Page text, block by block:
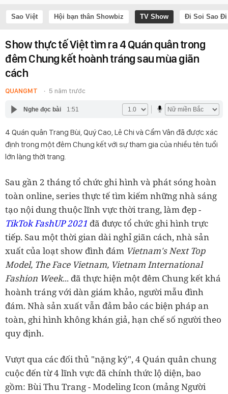
Sao Việt Hội bạn thân Showbiz TV Show Đi Soi Sao Đi
Show thực tế Việt tìm ra 4 Quán quân trong
đêm Chung kết hoành tráng sau mùa giãn
cách
QUANGMT 5 năm trước
Nghe đọc bài 1:51
4 Quán quân Trang Bùi, Quý Cao, Lê Chi và Cẩm Vân đã được xác
định trong một đêm Chung kết với sự tham gia của nhiều tên tuổi
lớn làng thời trang.
Sau gần 2 tháng tổ chức ghi hình và phát sóng hoàn
toàn online, series thực tế tìm kiếm những nhà sáng
tạo nội dung thuộc lĩnh vực thời trang, làm đẹp -
TikTok FashUP 2021 đã được tổ chức ghi hình trực
tiếp. Sau một thời gian dài nghỉ giãn cách, nhà sản
xuất của loạt show đình đám Vietnam's Next Top
Model, The Face Vietnam, Vietnam International
Fashion Week... đã thực hiện một đêm Chung kết khá
hoành tráng với dàn giám khảo, người mẫu đình
đám. Nhà sản xuất vẫn đảm bảo các biện pháp an
toàn, ghi hình không khán giả, hạn chế số người theo
quy định.
Vượt qua các đối thủ "nặng ký", 4 Quán quân chung
cuộc đến từ 4 lĩnh vực đã chính thức lộ diện, bao
gồm: Bùi Thu Trang - Modeling Icon (mảng Người